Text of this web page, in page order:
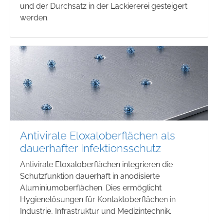
und der Durchsatz in der Lackiererei gesteigert
werden.
Antivirale Eloxaloberflächen als
dauerhafter Infektionsschutz
Antivirale Eloxaloberflächen integrieren die
Schutzfunktion dauerhaft in anodisierte
Aluminiumoberflächen. Dies ermöglicht
Hygienelösungen für Kontaktoberflächen in
Industrie, Infrastruktur und Medizintechnik.